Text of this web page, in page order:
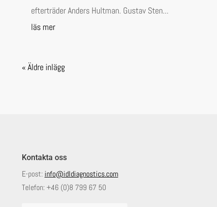
efterträder Anders Hultman. Gustav Sten...
läs mer
« Äldre inlägg
Kontakta oss
E-post: info@idldiagnostics.com
Telefon:+46 (0)8 799 67 50